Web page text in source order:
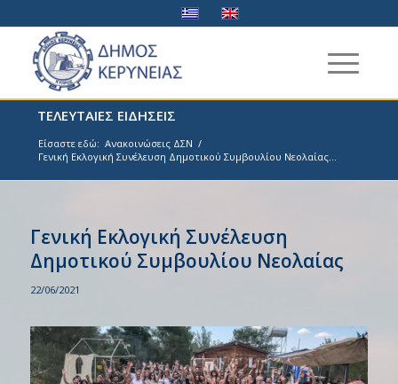
ΤΕΛΕΥΤΑΙΕΣ ΕΙΔΗΣΕΙΣ
Είσαστε εδώ: Ανακοινώσεις ΔΣΝ /
Γενική Εκλογική Συνέλευση Δημοτικού Συμβουλίου Νεολαίας...
Γενική Εκλογική Συνέλευση
Δημοτικού Συμβουλίου Νεολαίας
22/06/2021